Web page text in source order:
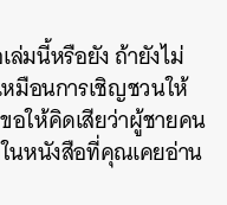
มนี้หรือยัง ถ้ายังไม่
มือนการเชิญชวนให้
ให้คิดเสียว่าผู้ชายคน
นหนังสือที่คุณเคยอ่าน